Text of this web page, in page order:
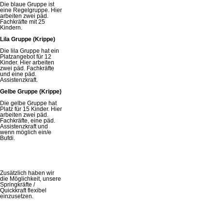
Die blaue Gruppe ist
eine Regelgruppe. Hier
arbeiten zwei päd.
Fachkräfte mit 25
Kindern.
Lila Gruppe (Krippe)
Die lila Gruppe hat ein
Platzangebot für 12
Kinder. Hier arbeiten
zwei päd. Fachkräfte
und eine päd.
Assistenzkraft.
Gelbe Gruppe (Krippe)
Die gelbe Gruppe hat
Platz für 15 Kinder. Hier
arbeiten zwei päd.
Fachkräfte, eine päd.
Assistenzkraft und
wenn möglich ein/e
Bufdi.
Zusätzlich haben wir
die Möglichkeit, unsere
Springkräfte /
Quickkraft flexibel
einzusetzen.